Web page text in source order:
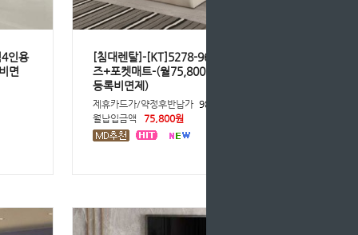
인용
면
[침대렌탈]-[KT]5278-9632 침대Q사이
즈+포켓매트-(월75,800*36개월의무/
등록비면제)
제휴카드가/약정후반납가 98,500원
월납입금액
75,800원